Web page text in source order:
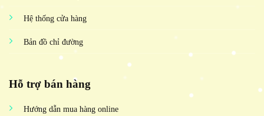
Hệ thống cửa hàng
Bản đồ chỉ đường
Hỗ trợ bán hàng
Hướng dẫn mua hàng online